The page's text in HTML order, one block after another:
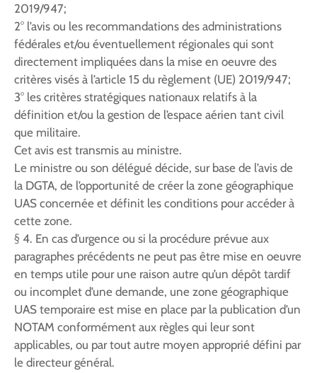
2019/947;
2° l’avis ou les recommandations des administrations
fédérales et/ou éventuellement régionales qui sont
directement impliquées dans la mise en oeuvre des
critères visés à l’article 15 du règlement (UE) 2019/947;
3° les critères stratégiques nationaux relatifs à la
définition et/ou la gestion de l’espace aérien tant civil
que militaire.
Cet avis est transmis au ministre.
Le ministre ou son délégué décide, sur base de l’avis de
la DGTA, de l’opportunité de créer la zone géographique
UAS concernée et définit les conditions pour accéder à
cette zone.
§ 4. En cas d’urgence ou si la procédure prévue aux
paragraphes précédents ne peut pas être mise en oeuvre
en temps utile pour une raison autre qu’un dépôt tardif
ou incomplet d’une demande, une zone géographique
UAS temporaire est mise en place par la publication d’un
NOTAM conformément aux règles qui leur sont
applicables, ou par tout autre moyen approprié défini par
le directeur général.